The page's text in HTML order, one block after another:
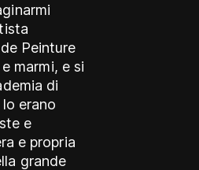
Peinture
marmi, e si
di
erano
e
e propria
grande